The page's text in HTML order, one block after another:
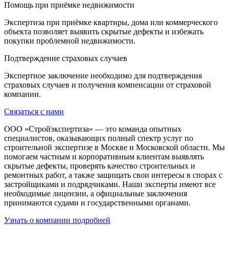
Помощь при приёмке недвижимости
Экспертиза при приёмке квартиры, дома или коммерческого
объекта позволяет выявить скрытые дефекты и избежать
покупки проблемной недвижимости.
Подтверждение страховых случаев
Экспертное заключение необходимо для подтверждения
страховых случаев и получения компенсации от страховой
компании.
Связаться с нами
ООО «Стройэкспертиза» — это команда опытных
специалистов, оказывающих полный спектр услуг по
строительной экспертизе в Москве и Московской области. Мы
помогаем частным и корпоративным клиентам выявлять
скрытые дефекты, проверять качество строительных и
ремонтных работ, а также защищать свои интересы в спорах с
застройщиками и подрядчиками. Наши эксперты имеют все
необходимые лицензии, а официальные заключения
принимаются судами и государственными органами.
Узнать о компании подробней